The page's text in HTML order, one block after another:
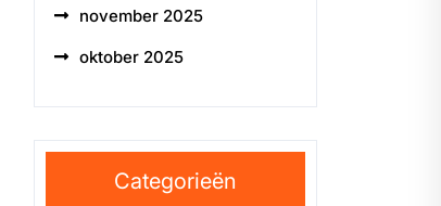
november 2025
oktober 2025
Categorieën